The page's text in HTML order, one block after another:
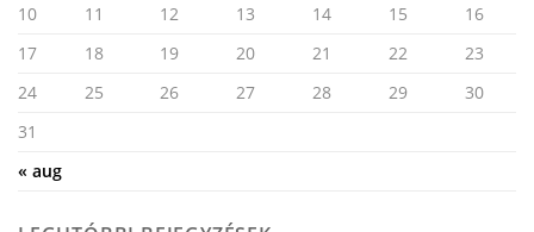
« aug
10
11 12 13 14 15
16
17
18 19 20 21 22
23
24
25 26 27 28 29
30
31